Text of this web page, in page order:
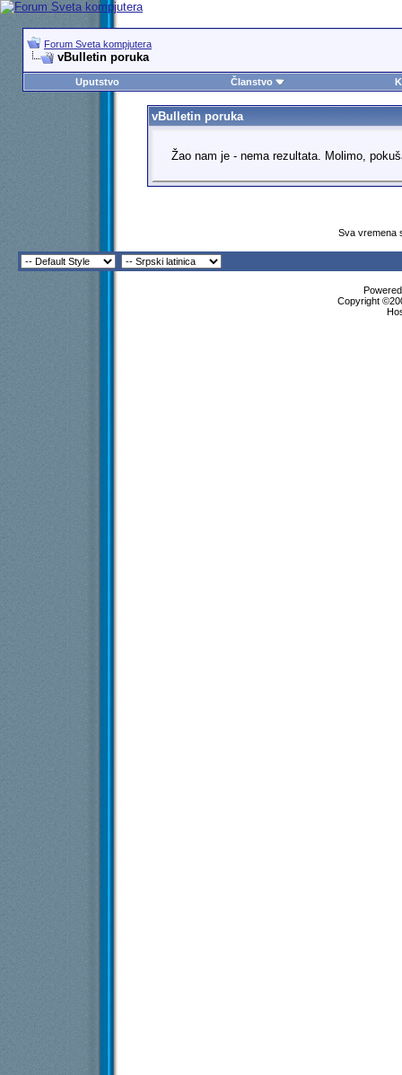
Forum Sveta kompjutera
vBulletin poruka
Uputstvo Članstvo
vBulletin poruka
Žao nam je - nema rezultata. Molimo,
Sva vremena
Copyright